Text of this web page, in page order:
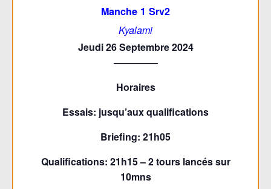
Manche 1 Srv2
Kyalami
Jeudi 26 Septembre 2024
————–
Horaires
Essais: jusqu’aux qualifications
Briefing: 21h05
Qualifications: 21h15 – 2 tours lancés sur
10mns